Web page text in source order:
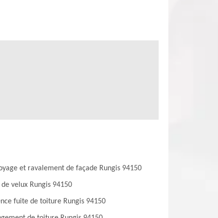
et ravalement de façade Rungis 94150
de velux Rungis 94150
fuite de toiture Rungis 94150